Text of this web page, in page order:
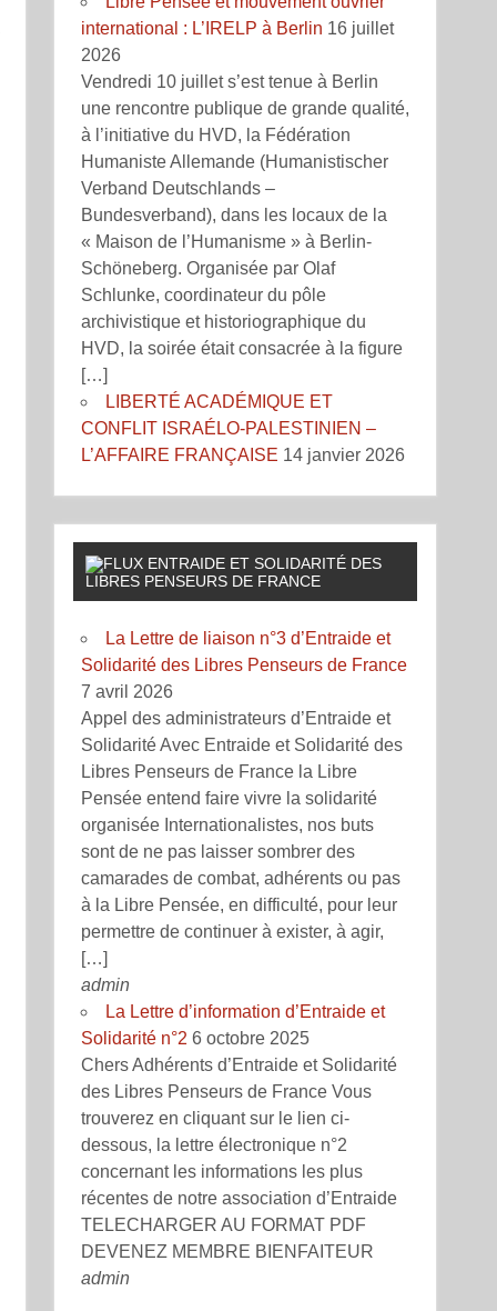
international : L’IRELP à Berlin 16 juillet
2026
Vendredi 10 juillet s’est tenue à Berlin
une rencontre publique de grande qualité,
à l’initiative du HVD, la Fédération
Humaniste Allemande (Humanistischer
Verband Deutschlands –
Bundesverband), dans les locaux de la
« Maison de l’Humanisme » à Berlin-
Schöneberg. Organisée par Olaf
Schlunke, coordinateur du pôle
archivistique et historiographique du
HVD, la soirée était consacrée à la figure
[…]
LIBERTÉ ACADÉMIQUE ET
CONFLIT ISRAÉLO-PALESTINIEN –
L’AFFAIRE FRANÇAISE 14 janvier 2026
ENTRAIDE ET SOLIDARITÉ DES
LIBRES PENSEURS DE FRANCE
La Lettre de liaison n°3 d’Entraide et
Solidarité des Libres Penseurs de France
7 avril 2026
Appel des administrateurs d’Entraide et
Solidarité Avec Entraide et Solidarité des
Libres Penseurs de France la Libre
Pensée entend faire vivre la solidarité
organisée Internationalistes, nos buts
sont de ne pas laisser sombrer des
camarades de combat, adhérents ou pas
à la Libre Pensée, en difficulté, pour leur
permettre de continuer à exister, à agir,
[…]
admin
La Lettre d’information d’Entraide et
Solidarité n°2 6 octobre 2025
Chers Adhérents d’Entraide et Solidarité
des Libres Penseurs de France Vous
trouverez en cliquant sur le lien ci-
dessous, la lettre électronique n°2
concernant les informations les plus
récentes de notre association d’Entraide
TELECHARGER AU FORMAT PDF
DEVENEZ MEMBRE BIENFAITEUR
admin